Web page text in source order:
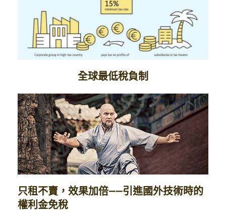
全球最低稅負制
只租不賣，效果加倍——引進國外技術時的
權利金免稅